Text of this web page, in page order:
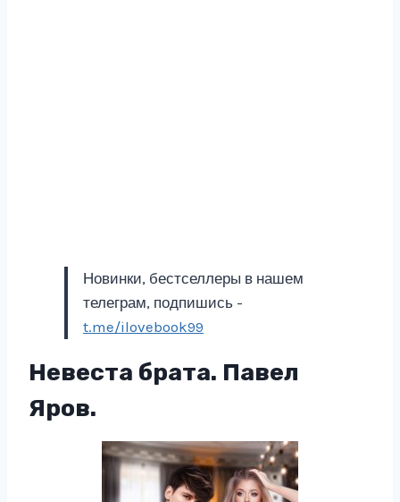
Новинки, бестселлеры в нашем
телеграм, подпишись -
t.me/ilovebook99
Невеста брата. Павел
Яров.